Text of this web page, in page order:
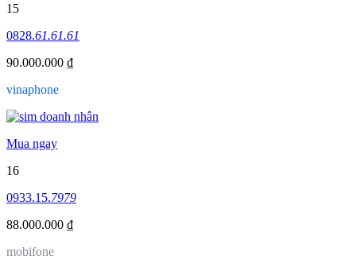
15
0828.61.61.61
90.000.000 ₫
vinaphone
Mua ngay
16
0933.15.7979
88.000.000 ₫
mobifone